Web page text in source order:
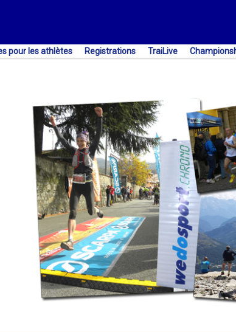
pour les athlètes Registrations TraiLive